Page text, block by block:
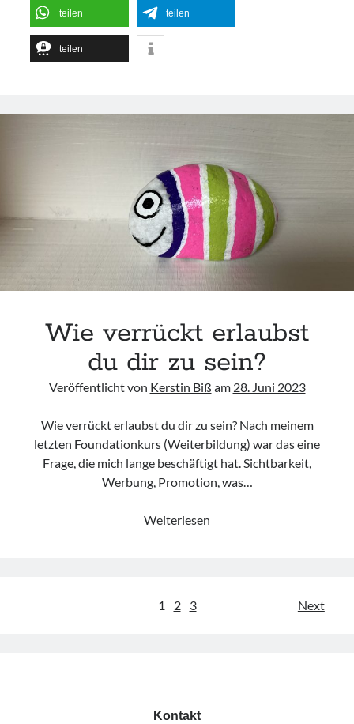
teilen teilen
teilen
Wie verrückt erlaubst
du dir zu sein?
Veröffentlicht von Kerstin Biß am 28. Juni 2023
Wie verrückt erlaubst du dir zu sein? Nach meinem
letzten Foundationkurs (Weiterbildung) war das eine
Frage, die mich lange beschäftigt hat. Sichtbarkeit,
Werbung, Promotion, was…
Weiterlesen
Seitennummerierung
1 2 3 Next
Kontakt